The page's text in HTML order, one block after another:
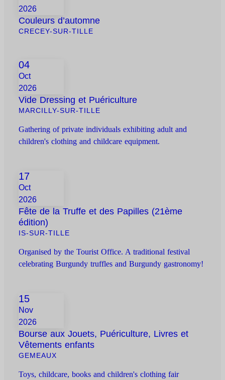
2026
Couleurs d’automne
CRECEY-SUR-TILLE
04
Oct
2026
Vide Dressing et Puériculture
MARCILLY-SUR-TILLE
Gathering of private individuals exhibiting adult and
children's clothing and childcare equipment.
17
Oct
2026
Fête de la Truffe et des Papilles (21ème
édition)
IS-SUR-TILLE
Organised by the Tourist Office. A traditional festival
celebrating Burgundy truffles and Burgundy gastronomy!
15
Nov
2026
Bourse aux Jouets, Puériculture, Livres et
Vêtements enfants
GEMEAUX
Toys, childcare, books and children's clothing fair